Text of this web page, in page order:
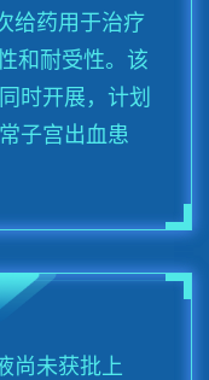
给药用于治疗
和耐受性。该
时开展，计划
子宫出血患
尚未获批上